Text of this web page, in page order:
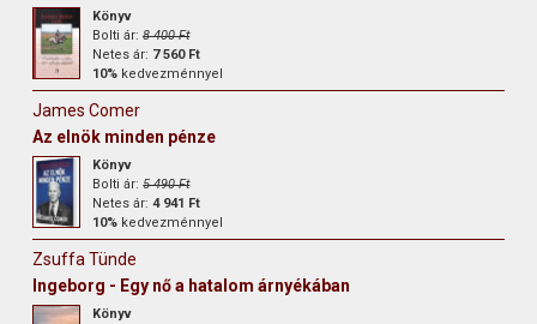
Könyv
Bolti ár:8 400 Ft
Netes ár: 7 560 Ft
10% kedvezménnyel
James Comer
Az elnök minden pénze
Könyv
Bolti ár:5 490 Ft
Netes ár:4 941 Ft
10% kedvezménnyel
Zsuffa Tünde
Ingeborg - Egy nő a hatalom árnyékában
Könyv